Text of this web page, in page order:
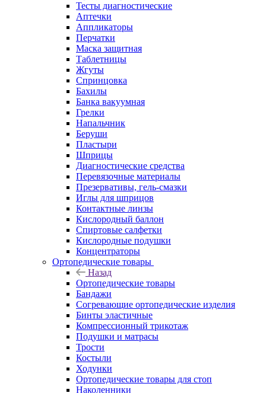
Тесты диагностические
Аптечки
Аппликаторы
Перчатки
Маска защитная
Таблетницы
Жгуты
Спринцовка
Бахилы
Банка вакуумная
Грелки
Напальчник
Беруши
Пластыри
Шприцы
Диагностические средства
Перевязочные материалы
Презервативы, гель-смазки
Иглы для шприцов
Контактные линзы
Кислородный баллон
Спиртовые салфетки
Кислородные подушки
Концентраторы
Ортопедические товары
Назад
Ортопедические товары
Бандажи
Согревающие ортопедические изделия
Бинты эластичные
Компрессионный трикотаж
Подушки и матрасы
Трости
Костыли
Ходунки
Ортопедические товары для стоп
Наколенники